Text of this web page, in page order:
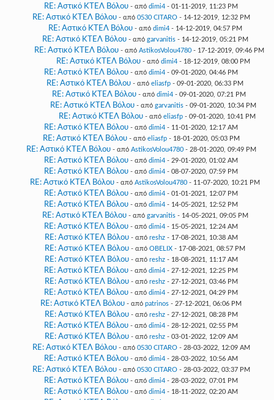
RE: Αστικό ΚΤΕΛ Βόλου - από dimi4 - 01-11-2019, 11:23 PM
RE: Αστικό ΚΤΕΛ Βόλου - από 0530 CITARO- 14-12-2019, 12:32 PM
RE: Αστικό ΚΤΕΛ Βόλου - από dimi4- 14-12-2019, 04:57 PM
RE: Αστικό ΚΤΕΛ Βόλου - από garvanitis- 14-12-2019, 05:21 PM
RE: Αστικό ΚΤΕΛ Βόλου - από AstikosVolou4780- 17-12-2019, 09:46 PM
RE: Αστικό ΚΤΕΛ Βόλου - από dimi4- 18-12-2019, 08:00 PM
RE: Αστικό ΚΤΕΛ Βόλου - από dimi4 - 09-01-2020, 04:46 PM
RE: Αστικό ΚΤΕΛ Βόλου - από eliasfp - 09-01-2020, 06:33 PM
RE: Αστικό ΚΤΕΛ Βόλου - από dimi4 - 09-01-2020, 07:21 PM
RE: Αστικό ΚΤΕΛ Βόλου - από garvanitis- 09-01-2020, 10:34 PM
RE: Αστικό ΚΤΕΛ Βόλου - από eliasfp- 09-01-2020, 10:41 PM
RE: Αστικό ΚΤΕΛ Βόλου - από dimi4 - 11-01-2020, 12:17 AM
RE: Αστικό ΚΤΕΛ Βόλου - από eliasfp- 18-01-2020, 05:03 PM
RE: Αστικό ΚΤΕΛ Βόλου - από AstikosVolou4780- 28-01-2020, 09:49 PM
RE: Αστικό ΚΤΕΛ Βόλου - από dimi4 - 29-01-2020, 01:02 AM
RE: Αστικό ΚΤΕΛ Βόλου - από dimi4 - 08-07-2020, 07:59 PM
RE: Αστικό ΚΤΕΛ Βόλου - από AstikosVolou4780 - 11-07-2020, 10:21 PM
RE: Αστικό ΚΤΕΛ Βόλου - από dimi4 - 01-01-2021, 12:07 PM
RE: Αστικό ΚΤΕΛ Βόλου - από dimi4 - 14-05-2021, 12:52 PM
RE: Αστικό ΚΤΕΛ Βόλου - από garvanitis- 14-05-2021, 09:05 PM
RE: Αστικό ΚΤΕΛ Βόλου - από dimi4 - 15-05-2021, 12:24 AM
RE: Αστικό ΚΤΕΛ Βόλου - από reshz- 17-08-2021, 10:38 AM
RE: Αστικό ΚΤΕΛ Βόλου - από OBELIX - 17-08-2021, 08:57 PM
RE: Αστικό ΚΤΕΛ Βόλου - από reshz- 18-08-2021, 11:17 AM
RE: Αστικό ΚΤΕΛ Βόλου - από dimi4 - 27-12-2021, 12:25 PM
RE: Αστικό ΚΤΕΛ Βόλου - από reshz- 27-12-2021, 03:46 PM
RE: Αστικό ΚΤΕΛ Βόλου - από dimi4 - 27-12-2021, 04:29 PM
RE: Αστικό ΚΤΕΛ Βόλου - από patrinos - 27-12-2021, 06:06 PM
RE: Αστικό ΚΤΕΛ Βόλου - από reshz- 27-12-2021, 08:28 PM
RE: Αστικό ΚΤΕΛ Βόλου - από dimi4 - 28-12-2021, 02:55 PM
RE: Αστικό ΚΤΕΛ Βόλου - από reshz- 03-01-2022, 12:09 AM
RE: Αστικό ΚΤΕΛ Βόλου - από 0530 CITARO- 28-03-2022, 12:09 AM
RE: Αστικό ΚΤΕΛ Βόλου - από dimi4 - 28-03-2022, 10:56 AM
RE: Αστικό ΚΤΕΛ Βόλου - από 0530 CITARO- 28-03-2022, 03:37 PM
RE: Αστικό ΚΤΕΛ Βόλου - από dimi4 - 28-03-2022, 07:01 PM
RE: Αστικό ΚΤΕΛ Βόλου - από dimi4 - 18-11-2022, 02:20 AM